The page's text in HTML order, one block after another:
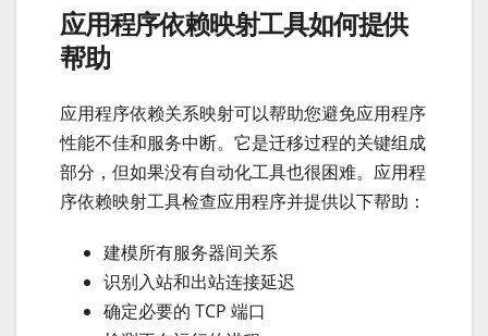
应用程序依赖映射工具如何提供
帮助
应用程序依赖关系映射可以帮助您避免应用程序
性能不佳和服务中断。它是迁移过程的关键组成
部分，但如果没有自动化工具也很困难。应用程
序依赖映射工具检查应用程序并提供以下帮助：
建模所有服务器间关系
识别入站和出站连接延迟
确定必要的 TCP 端口